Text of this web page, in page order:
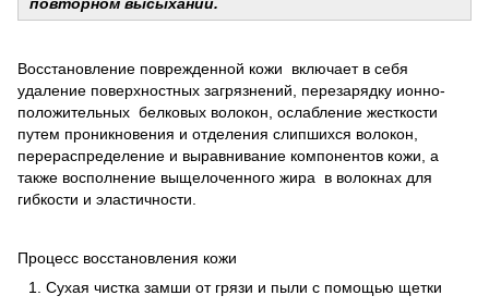
повторном высыхании.
Восстановление поврежденной кожи включает в себя
удаление поверхностных загрязнений, перезарядку ионно-
положительных белковых волокон, ослабление жесткости
путем проникновения и отделения слипшихся волокон,
перераспределение и выравнивание компонентов кожи, а
также восполнение выщелоченного жира в волокнах для
гибкости и эластичности.
Процесс восстановления кожи
Сухая чистка замши от грязи и пыли с помощью щетки